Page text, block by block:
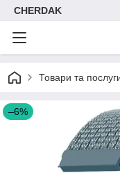
CHERDAK
Товари та
–6%